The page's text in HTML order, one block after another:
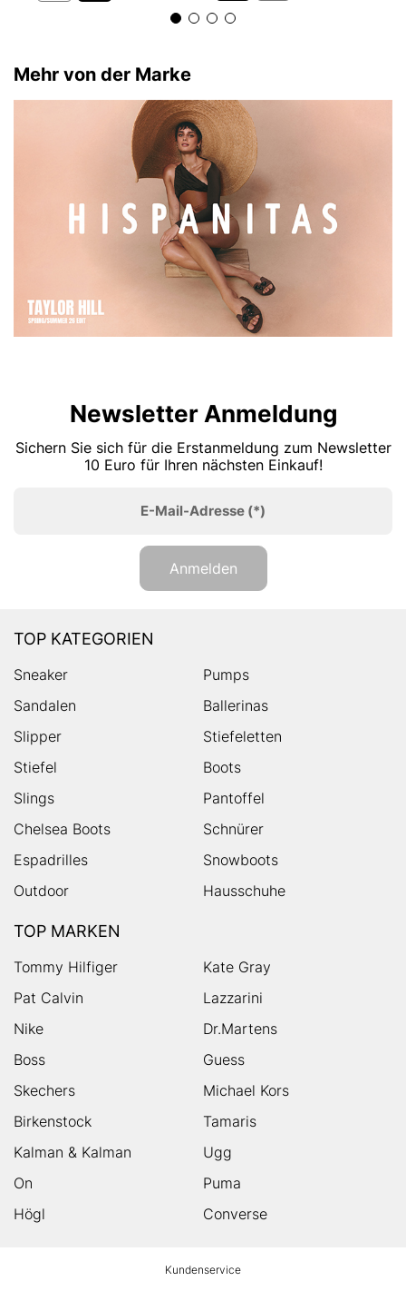
Mehr von der Marke
Newsletter Anmeldung
Sichern Sie sich für die Erstanmeldung zum Newsletter
10 Euro für Ihren nächsten Einkauf!
E-Mail-Adresse (*)
Anmelden
TOP KATEGORIEN
Sneaker
Pumps
Sandalen
Ballerinas
Slipper
Stiefeletten
Stiefel
Boots
Slings
Pantoffel
Chelsea Boots
Schnürer
Espadrilles
Snowboots
Outdoor
Hausschuhe
TOP MARKEN
Tommy Hilfiger
Kate Gray
Pat Calvin
Lazzarini
Nike
Dr.Martens
Boss
Guess
Skechers
Michael Kors
Birkenstock
Tamaris
Kalman & Kalman
Ugg
On
Puma
Högl
Converse
Kundenservice